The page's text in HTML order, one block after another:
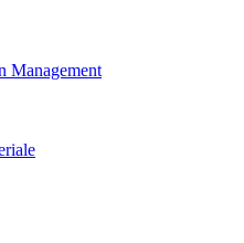
Management